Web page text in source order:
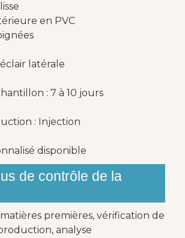
en PVC
latérale
: 7 à 10 jours
: Injection
disponible
de contrôle de la
premières, vérification de
analyse